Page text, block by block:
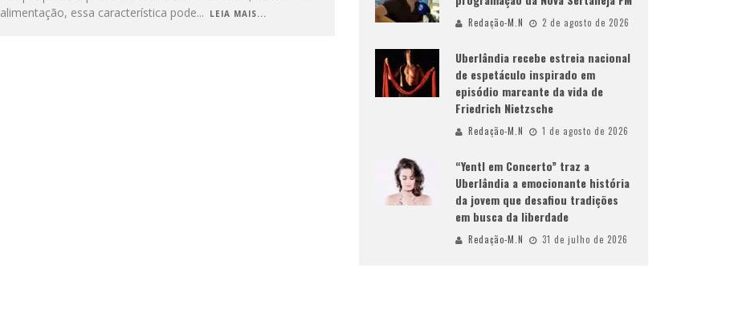
alimentação, essa característica pode... LEIA MAIS...
Redação-M.N 2 de agosto de 2026
Uberlândia recebe estreia nacional
de espetáculo inspirado em
episódio marcante da vida de
Friedrich Nietzsche
Redação-M.N 1 de agosto de 2026
“Yentl em Concerto” traz a
Uberlândia a emocionante história
da jovem que desafiou tradições
em busca da liberdade
Redação-M.N 31 de julho de 2026